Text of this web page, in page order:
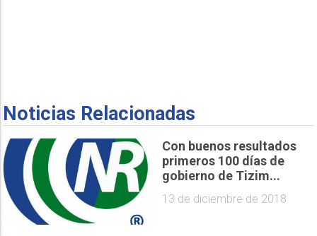
Noticias Relacionadas
Con buenos resultados
primeros 100 días de
gobierno de Tizim...
13 de diciembre de 2018